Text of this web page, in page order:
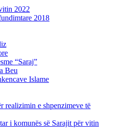
2022
2018
“Saraj”
Beu
Islame
realizimin e shpenzimeve të
i komunës së Sarajit për vitin